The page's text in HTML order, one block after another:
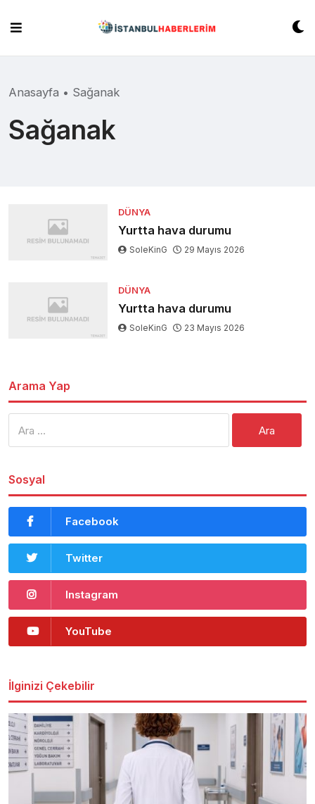
content
Anasayfa • Sağanak
Sağanak
DÜNYA
Yurtta hava durumu
SoleKinG 29 Mayıs 2026
DÜNYA
Yurtta hava durumu
SoleKinG 23 Mayıs 2026
Arama Yap
Sosyal
Facebook
Twitter
Instagram
YouTube
İlginizi Çekebilir